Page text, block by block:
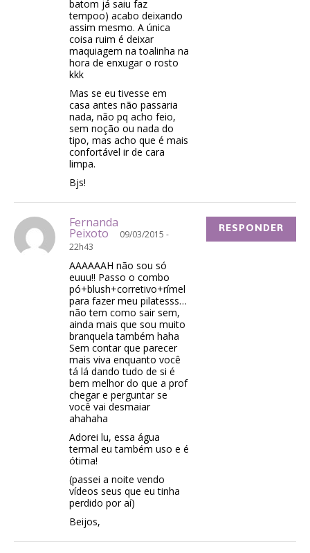
batom já saiu faz
tempoo) acabo deixando
assim mesmo. A única
coisa ruim é deixar
maquiagem na toalinha na
hora de enxugar o rosto
kkk
Mas se eu tivesse em
casa antes não passaria
nada, não pq acho feio,
sem noção ou nada do
tipo, mas acho que é mais
confortável ir de cara
limpa.
Bjs!
Fernanda
Peixoto
09/03/2015 -
22h43
AAAAAAH não sou só
euuu!! Passo o combo
pó+blush+corretivo+rímel
para fazer meu pilatesss…
não tem como sair sem,
ainda mais que sou muito
branquela também haha
Sem contar que parecer
mais viva enquanto você
tá lá dando tudo de si é
bem melhor do que a prof
chegar e perguntar se
você vai desmaiar
ahahaha
Adorei lu, essa água
termal eu também uso e é
ótima!
(passei a noite vendo
vídeos seus que eu tinha
perdido por aí)
Beijos,
RESPONDER